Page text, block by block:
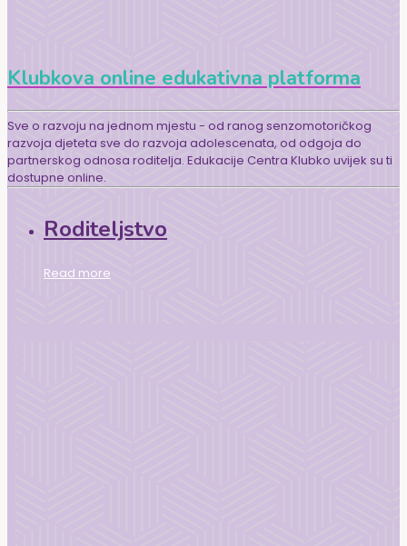
Klubkova online edukativna platforma
Sve o razvoju na jednom mjestu - od ranog senzomotoričkog
razvoja djeteta sve do razvoja adolescenata, od odgoja do
partnerskog odnosa roditelja. Edukacije Centra Klubko uvijek su ti
dostupne online.
Roditeljstvo
Read more